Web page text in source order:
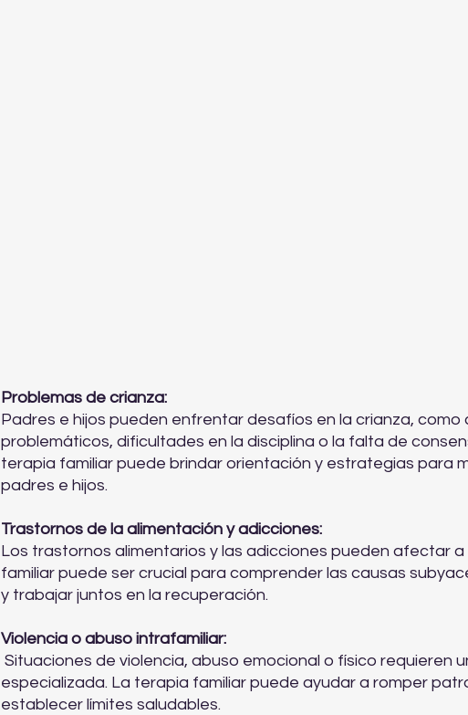
Problemas de crianza:
Padres e hijos pueden enfrentar desafíos en la crianza,
problemáticos, dificultades en la disciplina o la falta de
terapia familiar puede brindar orientación y estrategias para
padres e hijos.
Trastornos de la alimentación y adicciones:
Los trastornos alimentarios y las adicciones pueden afectar
familiar puede ser crucial para comprender las causas
y trabajar juntos en la recuperación.
Violencia o abuso intrafamiliar:
especializada. La terapia familiar puede ayudar a romper
establecer límites saludables.